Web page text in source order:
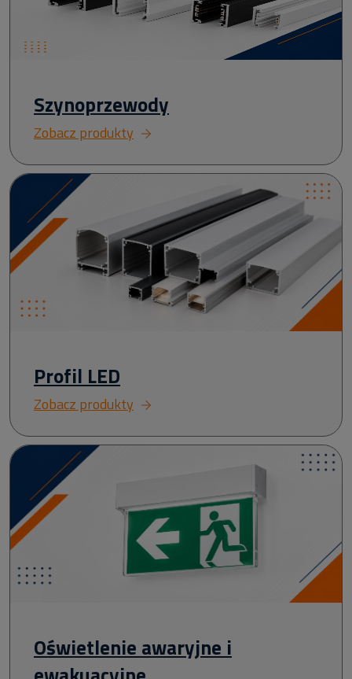
Szynoprzewody
Zobacz produkty
Profil LED
Zobacz produkty
Oświetlenie awaryjne i